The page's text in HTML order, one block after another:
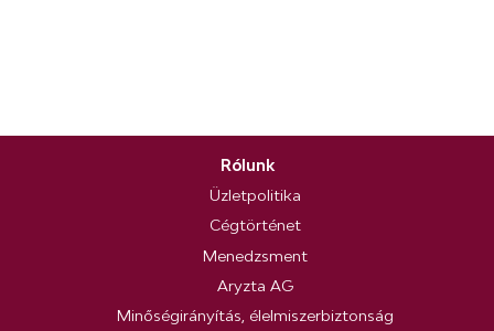
Rólunk
Üzletpolitika
Cégtörténet
Menedzsment
Aryzta AG
Minőségirányítás, élelmiszerbiztonság